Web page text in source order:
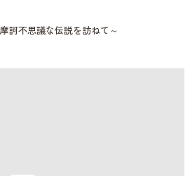
訶不思議な伝説を訪ねて～